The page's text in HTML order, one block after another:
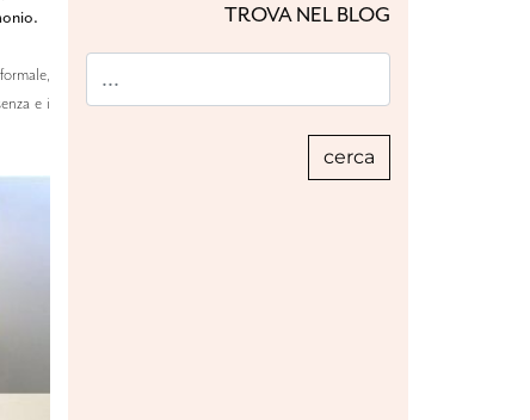
e i
TROVA NEL BLOG